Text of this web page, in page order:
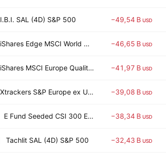
I.B.I. SAL (4D) S&P 500 −49,54 B USD
iShares Edge MSCI World Minimum Volatility UCITS ETF USD −46,65 B USD
iShares MSCI Europe Quality Dividend ESG UCITS ETF −41,97 B USD
Xtrackers S&P Europe ex UK UCITS ETF −39,08 B USD
E Fund Seeded CSI 300 ETF −38,34 B USD
Tachlit SAL (4D) S&P 500 −32,43 B USD